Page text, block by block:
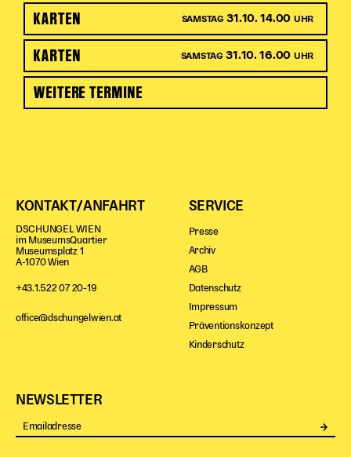
KARTEN SAMSTAG 31.10. 14.00 UHR
KARTEN SAMSTAG 31.10. 16.00 UHR
WEITERE TERMINE
KONTAKT/ANFAHRT
DSCHUNGEL WIEN
im MuseumsQuartier
Museumsplatz 1
A-1070 Wien
+43.1.522 07 20-19
office@dschungelwien.at
SERVICE
Presse
Archiv
AGB
Datenschutz
Impressum
Präventionskonzept
Kinderschutz
NEWSLETTER